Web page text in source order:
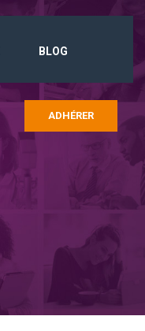
BLOG
ADHÉRER